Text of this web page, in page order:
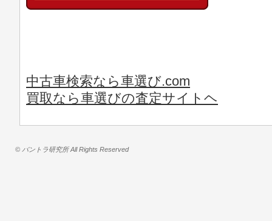
中古車検索なら車選び.com
買取なら車選びの査定サイトヘ
© バントラ研究所 All Rights Reserved